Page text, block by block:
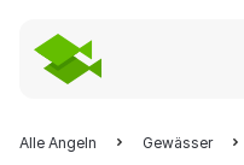
Alle Angeln Gewässer